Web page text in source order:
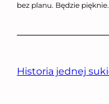
bez planu. Będzie
Historia jednej